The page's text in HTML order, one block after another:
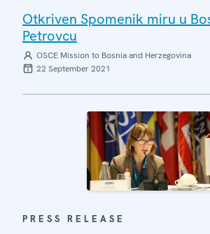
Otkriven Spomenik miru u
Petrovcu
OSCE Mission to Bosnia and Herzegovina
22 September 2021
PRESS RELEASE